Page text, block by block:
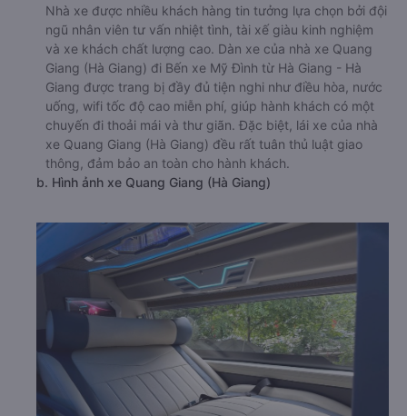
Nhà xe được nhiều khách hàng tin tưởng lựa chọn bởi đội
ngũ nhân viên tư vấn nhiệt tình, tài xế giàu kinh nghiệm
và xe khách chất lượng cao. Dàn xe của nhà xe Quang
Giang (Hà Giang) đi Bến xe Mỹ Đình từ Hà Giang - Hà
Giang được trang bị đầy đủ tiện nghi như điều hòa, nước
uống, wifi tốc độ cao miễn phí, giúp hành khách có một
chuyến đi thoải mái và thư giãn. Đặc biệt, lái xe của nhà
xe Quang Giang (Hà Giang) đều rất tuân thủ luật giao
thông, đảm bảo an toàn cho hành khách.
b. Hình ảnh xe Quang Giang (Hà Giang)